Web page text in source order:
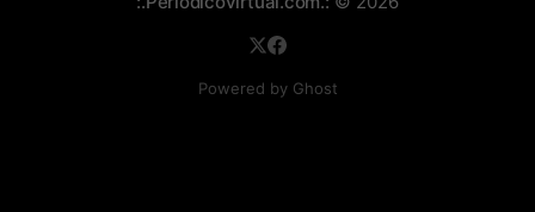
Powered by Ghost